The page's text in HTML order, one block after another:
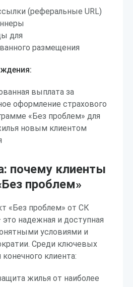
(реферальные URL)
для
размещения
выплата за
оформление страхового
«Без проблем» для
новым клиентом
почему клиенты
проблем»
«Без проблем» от СК
это надежная и доступная
условиями и
Среди ключевых
клиента:
жилья от наиболее